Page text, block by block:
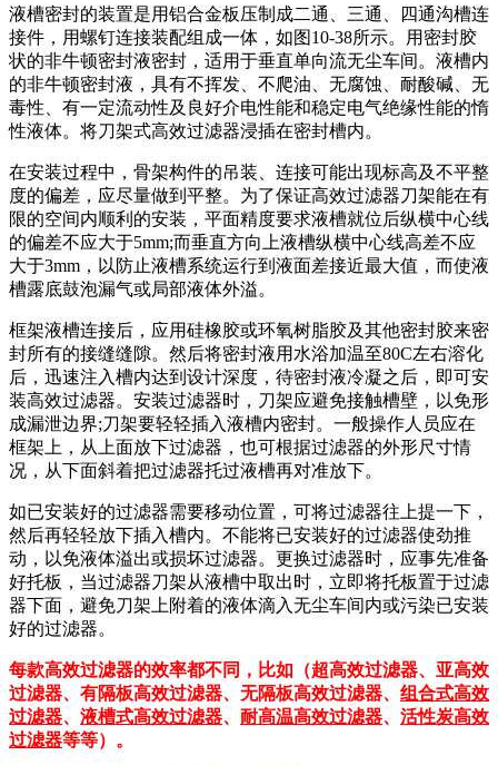
液槽密封的装置是用铝合金板压制成二通、三通、四通沟槽连
接件，用螺钉连接装配组成一体，如图10-38所示。用密封胶
状的非牛顿密封液密封，适用于垂直单向流无尘车间。液槽内
的非牛顿密封液，具有不挥发、不爬油、无腐蚀、耐酸碱、无
毒性、有一定流动性及良好介电性能和稳定电气绝缘性能的惰
性液体。将刀架式高效过滤器浸插在密封槽内。
在安装过程中，骨架构件的吊装、连接可能出现标高及不平整
度的偏差，应尽量做到平整。为了保证高效过滤器刀架能在有
限的空间内顺利的安装，平面精度要求液槽就位后纵横中心线
的偏差不应大于5mm;而垂直方向上液槽纵横中心线高差不应
大于3mm，以防止液槽系统运行到液面差接近最大值，而使液
槽露底鼓泡漏气或局部液体外溢。
框架液槽连接后，应用硅橡胶或环氧树脂胶及其他密封胶来密
封所有的接缝缝隙。然后将密封液用水浴加温至80C左右溶化
后，迅速注入槽内达到设计深度，待密封液冷凝之后，即可安
装高效过滤器。安装过滤器时，刀架应避免接触槽壁，以免形
成漏泄边界;刀架要轻轻插入液槽内密封。一般操作人员应在
框架上，从上面放下过滤器，也可根据过滤器的外形尺寸情
况，从下面斜着把过滤器托过液槽再对准放下。
如已安装好的过滤器需要移动位置，可将过滤器往上提一下，
然后再轻轻放下插入槽内。不能将已安装好的过滤器使劲推
动，以免液体溢出或损坏过滤器。更换过滤器时，应事先准备
好托板，当过滤器刀架从液槽中取出时，立即将托板置于过滤
器下面，避免刀架上附着的液体滴入无尘车间内或污染已安装
好的过滤器。
每款高效过滤器的效率都不同，比如（超高效过滤器、亚高效
过滤器、有隔板高效过滤器、无隔板高效过滤器、 组合式高效
过滤器、 液槽式高效过滤器、 耐高温高效过滤器、 活性炭高效
过滤器等等）。